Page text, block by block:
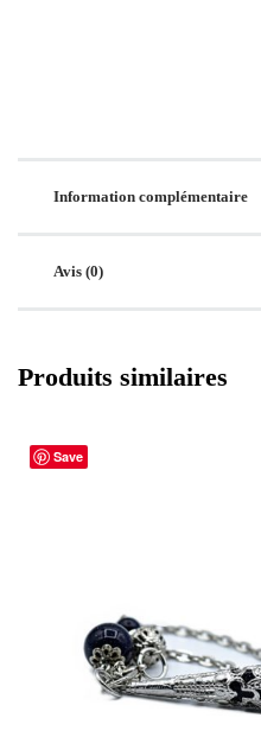
Information complémentaire
Avis (0)
Produits similaires
Save